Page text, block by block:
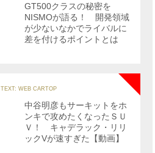
GT500クラスの秘密を
NISMOが語る！ 開発領域
が少ないなかでライバルに
差を付けるポイントとは
TEXT: WEB CARTOP
中谷明彦もサーキットをホ
ンキで攻めたくなったＳＵ
Ｖ！ キャデラック・リリ
ックVが速すぎた【動画】